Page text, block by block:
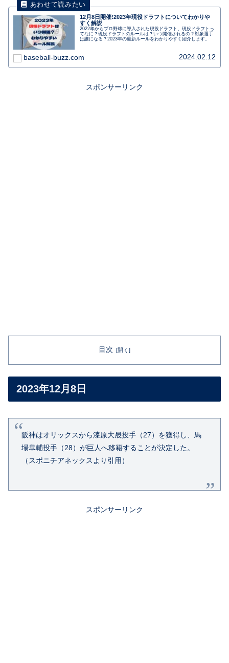
12月8日開催!2023年現役ドラフトについてわかりや
すく解説
2022年からプロ野球に導入された現役ドラフト、現役ドラフトっ
てなに？現役ドラフトのルールは？いつ開催されるの？対象選手
は誰になる？2023年の最新ルールをわかりやすく紹介します。
baseball-buzz.com 2024.02.12
スポンサーリンク
目次
2023年12月8日
阪神はオリックスから漆原大晟投手（27）を獲得し、馬
場皐輔投手（28）が巨人へ移籍することが決定した。
（スポニチアネックスより引用）
スポンサーリンク